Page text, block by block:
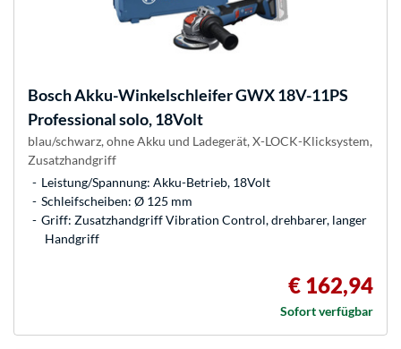
BoschAkku-Winkelschleifer GWX 18V-11PS
Professional solo, 18Volt
blau/schwarz, ohne Akku und Ladegerät, X-LOCK-Klicksystem,
Zusatzhandgriff
Leistung/Spannung: Akku-Betrieb, 18Volt
Schleifscheiben: Ø 125 mm
Griff: Zusatzhandgriff Vibration Control, drehbarer, langer
Handgriff
€ 162,94
Sofort verfügbar